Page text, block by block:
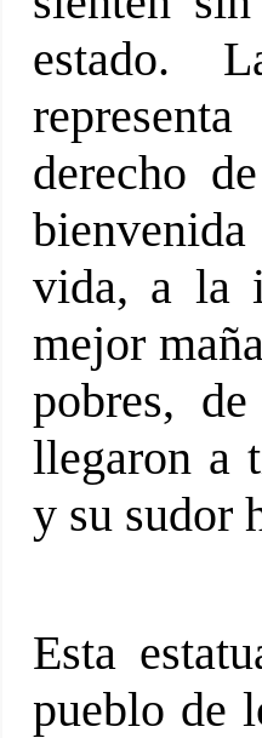
estado.
derecho
vida, a la
mejor
pobres,
llegaron a
y su sudor
Esta
pueblo de